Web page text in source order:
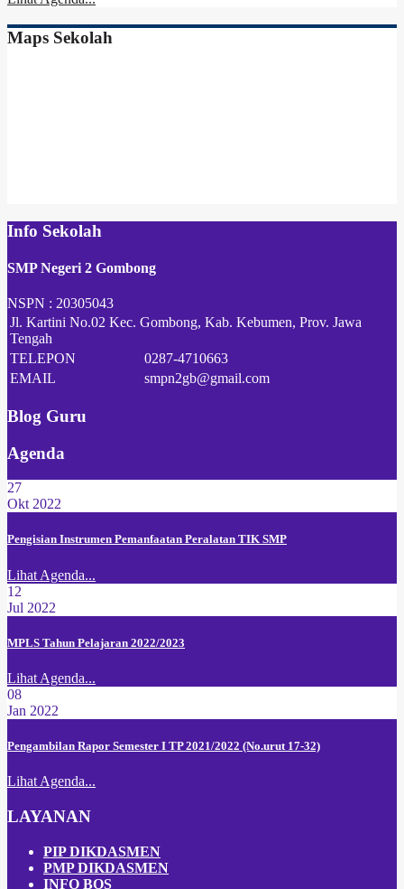
Maps Sekolah
Info Sekolah
SMP Negeri 2 Gombong
NSPN : 20305043
Jl. Kartini No.02 Kec. Gombong, Kab. Kebumen, Prov. Jawa
Tengah
TELEPON
0287-4710663
EMAIL
smpn2gb@gmail.com
Blog Guru
Agenda
27
Okt 2022
Pengisian Instrumen Pemanfaatan Peralatan TIK SMP
Lihat Agenda...
12
Jul 2022
MPLS Tahun Pelajaran 2022/2023
Lihat Agenda...
08
Jan 2022
Pengambilan Rapor Semester I TP 2021/2022 (No.urut 17-32)
Lihat Agenda...
LAYANAN
PIP DIKDASMEN
PMP DIKDASMEN
INFO BOS